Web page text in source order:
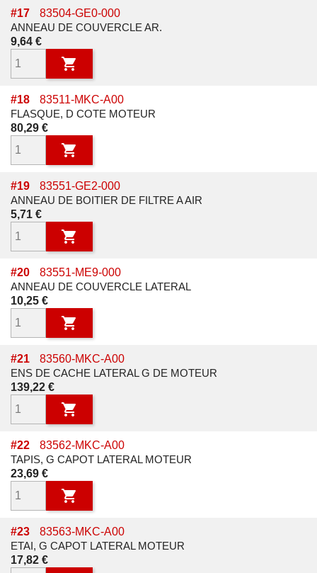
#17
83504-GE0-000
ANNEAU DE COUVERCLE AR.
Prix
9,64 €

#18
83511-MKC-A00
FLASQUE, D COTE MOTEUR
Prix
80,29 €

#19
83551-GE2-000
ANNEAU DE BOITIER DE FILTRE A AIR
Prix
5,71 €

#20
83551-ME9-000
ANNEAU DE COUVERCLE LATERAL
Prix
10,25 €

#21
83560-MKC-A00
ENS DE CACHE LATERAL G DE MOTEUR
Prix
139,22 €

#22
83562-MKC-A00
TAPIS, G CAPOT LATERAL MOTEUR
Prix
23,69 €

#23
83563-MKC-A00
ETAI, G CAPOT LATERAL MOTEUR
Prix
17,82 €